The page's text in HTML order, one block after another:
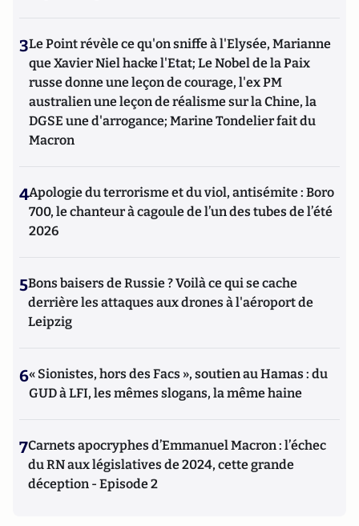
3Le Point révèle ce qu'on sniffe à l'Elysée, Marianne
que Xavier Niel hacke l'Etat; Le Nobel de la Paix
russe donne une leçon de courage, l'ex PM
australien une leçon de réalisme sur la Chine, la
DGSE une d'arrogance; Marine Tondelier fait du
Macron
4Apologie du terrorisme et du viol, antisémite : Boro
700, le chanteur à cagoule de l’un des tubes de l’été
2026
5Bons baisers de Russie ? Voilà ce qui se cache
derrière les attaques aux drones à l'aéroport de
Leipzig
6« Sionistes, hors des Facs », soutien au Hamas : du
GUD à LFI, les mêmes slogans, la même haine
7Carnets apocryphes d’Emmanuel Macron : l’échec
du RN aux législatives de 2024, cette grande
déception - Episode 2